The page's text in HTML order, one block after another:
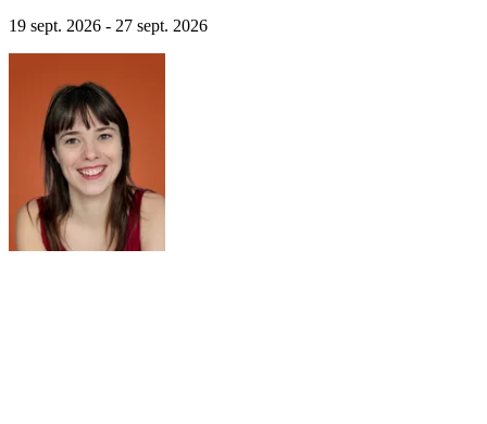
19 sept. 2026 - 27 sept. 2026